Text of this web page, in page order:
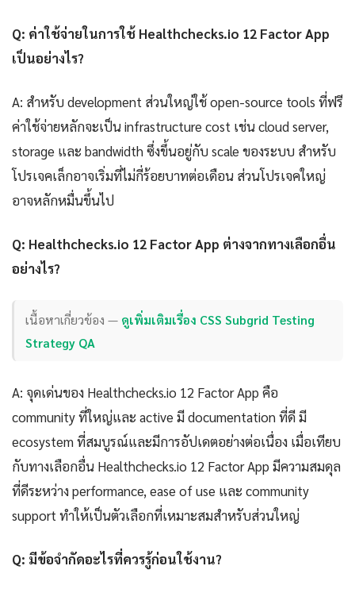
Q: ค่าใช้จ่ายในการใช้ Healthchecks.io 12 Factor App
เป็นอย่างไร?
A: สำหรับ development ส่วนใหญ่ใช้ open-source tools ที่ฟรี
ค่าใช้จ่ายหลักจะเป็น infrastructure cost เช่น cloud server,
storage และ bandwidth ซึ่งขึ้นอยู่กับ scale ของระบบ สำหรับ
โปรเจคเล็กอาจเริ่มที่ไม่กี่ร้อยบาทต่อเดือน ส่วนโปรเจคใหญ่
อาจหลักหมื่นขึ้นไป
Q: Healthchecks.io 12 Factor App ต่างจากทางเลือกอื่น
อย่างไร?
เนื้อหาเกี่ยวข้อง — ดูเพิ่มเติมเรื่อง CSS Subgrid Testing
Strategy QA
A: จุดเด่นของ Healthchecks.io 12 Factor App คือ
community ที่ใหญ่และ active มี documentation ที่ดี มี
ecosystem ที่สมบูรณ์และมีการอัปเดตอย่างต่อเนื่อง เมื่อเทียบ
กับทางเลือกอื่น Healthchecks.io 12 Factor App มีความสมดุล
ที่ดีระหว่าง performance, ease of use และ community
support ทำให้เป็นตัวเลือกที่เหมาะสมสำหรับส่วนใหญ่
Q: มีข้อจำกัดอะไรที่ควรรู้ก่อนใช้งาน?